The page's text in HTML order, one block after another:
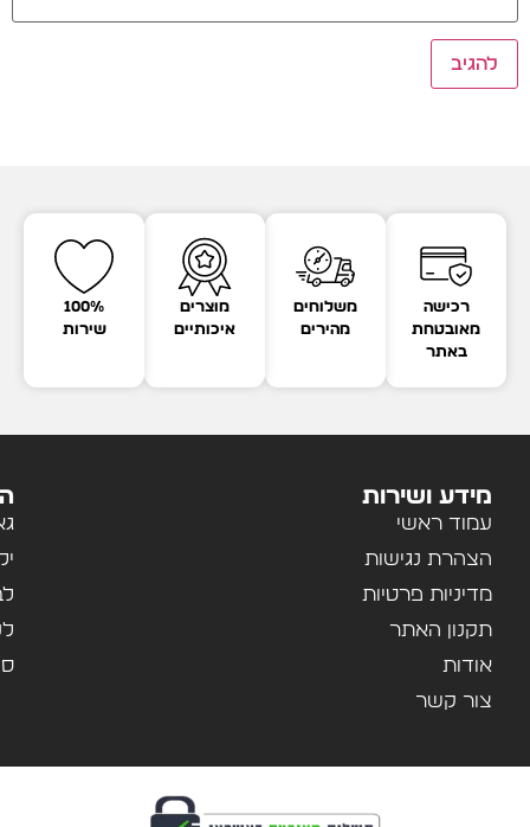
רכישה
מאובטחת
באתר
משלוחים
מהירים
מוצרים
איכותיים
100%
שירות
מידע ושירות
עמוד ראשי
הצהרת נגישות
מדיניות פרטיות
תקנון האתר
אודות
צור קשר